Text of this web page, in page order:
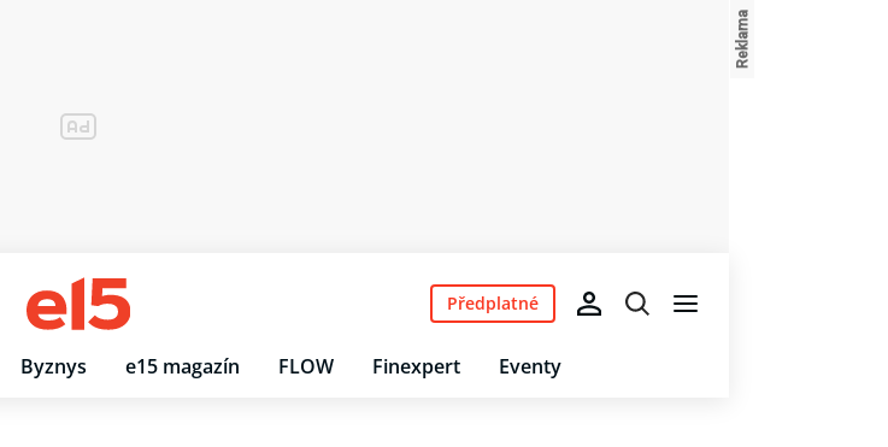
Byznys e15 magazín FLOW Finexpert Eventy
Předplatné